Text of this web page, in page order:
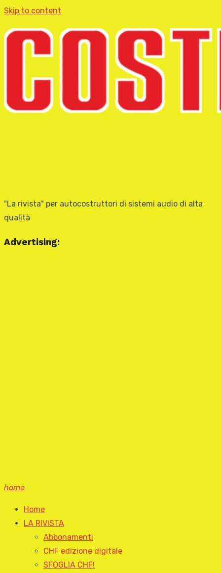
Skip to content
"La rivista" per autocostruttori di sistemi audio di alta
qualità
Advertising:
home
Home
LA RIVISTA
Abbonamenti
CHF edizione digitale
SFOGLIA CHF!